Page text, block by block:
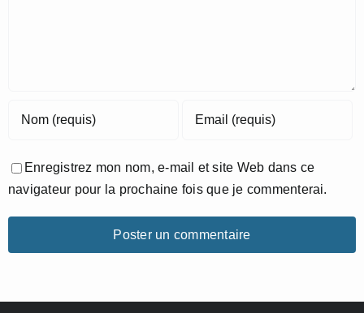
Enregistrez mon nom, e-mail et site Web dans ce
navigateur pour la prochaine fois que je commenterai.